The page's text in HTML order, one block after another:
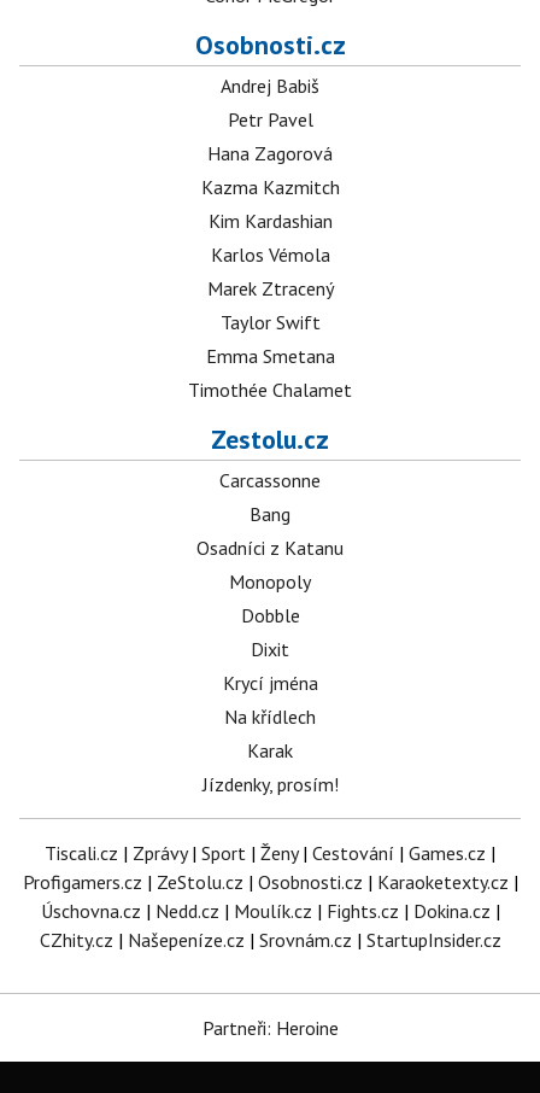
Osobnosti.cz
Andrej Babiš
Petr Pavel
Hana Zagorová
Kazma Kazmitch
Kim Kardashian
Karlos Vémola
Marek Ztracený
Taylor Swift
Emma Smetana
Timothée Chalamet
Zestolu.cz
Carcassonne
Bang
Osadníci z Katanu
Monopoly
Dobble
Dixit
Krycí jména
Na křídlech
Karak
Jízdenky, prosím!
Tiscali.cz | Zprávy| Sport | Ženy| Cestování | Games.cz |
Profigamers.cz | ZeStolu.cz | Osobnosti.cz | Karaoketexty.cz |
Úschovna.cz | Nedd.cz | Moulík.cz | Fights.cz | Dokina.cz |
CZhity.cz | Našepeníze.cz | Srovnám.cz | StartupInsider.cz
Partneři: Heroine